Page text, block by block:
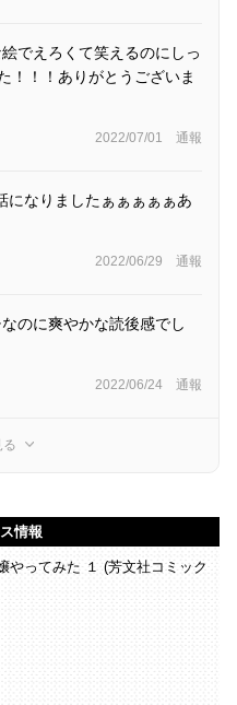
でえろくて笑えるのにしっ
！！！ありがとうございま
2022/07/01 通報
になりましたぁぁぁぁぁあ
2022/06/29 通報
のに爽やかな読後感でし
2022/06/24 通報
る
情報
やってみた １ (芳文社コミック